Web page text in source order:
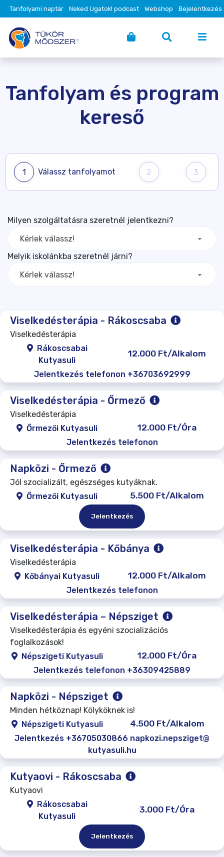
Tanfolyami naptár Neked Ugatok! podcast Webshop Bejelentkezés
Tanfolyam és program
kereső
1 Válassz tanfolyamot 2 3
Milyen szolgáltatásra szeretnél jelentkezni?
Kérlek válassz!
Melyik iskolánkba szeretnél járni?
Kérlek válassz!
Viselkedésterápia - Rákoscsaba
Viselkedésterápia
Rákoscsabai
Kutyasuli
12.000 Ft/Alkalom
Jelentkezés telefonon +36703692999
Viselkedésterápia - Őrmező
Viselkedésterápia
Őrmezői Kutyasuli
12.000 Ft/Óra
Jelentkezés telefonon
Napközi - Őrmező
Jól szocializált, egészséges kutyáknak.
Őrmezői Kutyasuli
5.500 Ft/Alkalom
Jelentkezés
Viselkedésterápia - Kőbánya
Viselkedésterápia
Kőbányai Kutyasuli
12.000 Ft/Alkalom
Jelentkezés telefonon
Viselkedésterápia – Népsziget
Viselkedésterápia és egyéni szocializációs
foglalkozások!
Népszigeti Kutyasuli
12.000 Ft/Óra
Jelentkezés telefonon +36309425889
Napközi - Népsziget
Minden hétköznap! Kölyköknek is!
Népszigeti Kutyasuli
4.500 Ft/Alkalom
Jelentkezés +36705030866 napkozi.nepsziget@
kutyasuli.hu
Kutyaovi - Rákoscsaba
Kutyaovi
Rákoscsabai
Kutyasuli
3.000 Ft/Óra
Jelentkezés